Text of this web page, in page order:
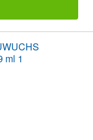
ml 1